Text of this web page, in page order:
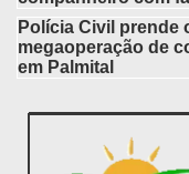
Polícia Civil prende
megaoperação de
em Palmital